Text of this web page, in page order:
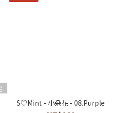
S♡Mint - 小朵花 - 08.Purple